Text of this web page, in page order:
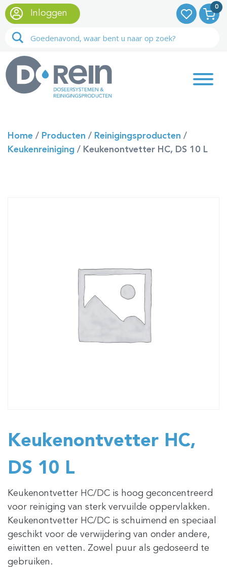
0
Inloggen
Home / Producten / Reinigingsproducten /
Keukenreiniging / Keukenontvetter HC, DS 10 L
Keukenontvetter HC,
DS 10 L
Keukenontvetter HC/DC is hoog geconcentreerd
voor reiniging van sterk vervuilde oppervlakken.
Keukenontvetter HC/DC is schuimend en speciaal
geschikt voor de verwijdering van onder andere,
eiwitten en vetten. Zowel puur als gedoseerd te
gebruiken.